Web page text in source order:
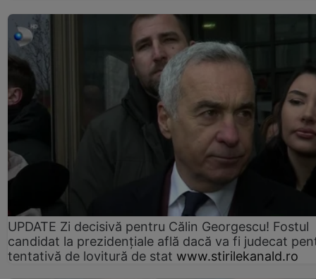
UPDATE Zi decisivă pentru Călin Georgescu! Fostul
candidat la prezidențiale află dacă va fi judecat
tentativă de lovitură de stat www.stirilekanald.ro